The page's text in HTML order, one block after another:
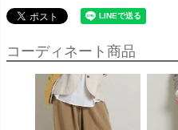
コーディネート商品